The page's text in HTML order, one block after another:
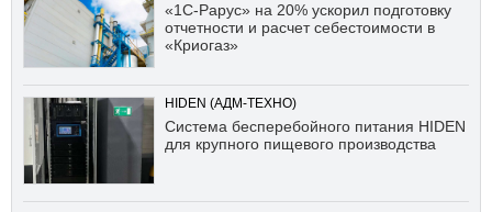
«1С-Рарус» на 20% ускорил подготовку
отчетности и расчет себестоимости в
«Криогаз»
HIDEN (АДМ-ТЕХНО)
Система бесперебойного питания HIDEN
для крупного пищевого производства